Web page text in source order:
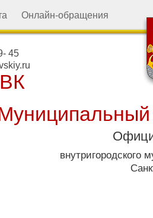
Онлайн-обращения
45
внутригородского